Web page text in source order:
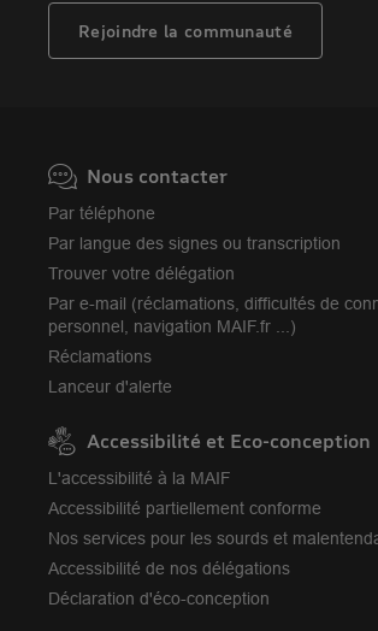
Plan d'épargne retraite (PER)
Rejoindre la communauté
Nous contacter
Par téléphone
Par langue des signes ou transcription
Trouver votre délégation
Par e-mail (réclamations, difficultés de
personnel, navigation MAIF.fr ...)
Réclamations
Lanceur d'alerte
Accessibilité et Eco-conception
L'accessibilité à la MAIF
Accessibilité partiellement conforme
Nos services pour les sourds et
Accessibilité de nos délégations
Déclaration d'éco-conception